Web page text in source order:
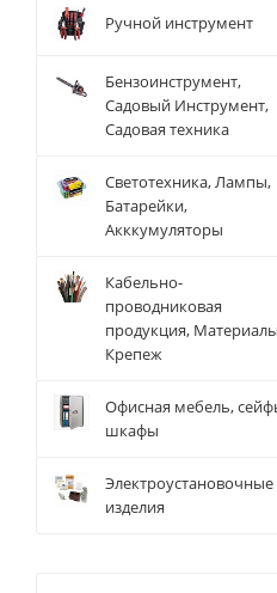
Ручной инструмент
Бензоинструмент,
Садовый Инструмент,
Садовая техника
Светотехника, Лампы,
Батарейки,
Акккумуляторы
Кабельно-
проводниковая
продукция,
Крепеж
Офисная мебель,
шкафы
Электроустановочные
изделия